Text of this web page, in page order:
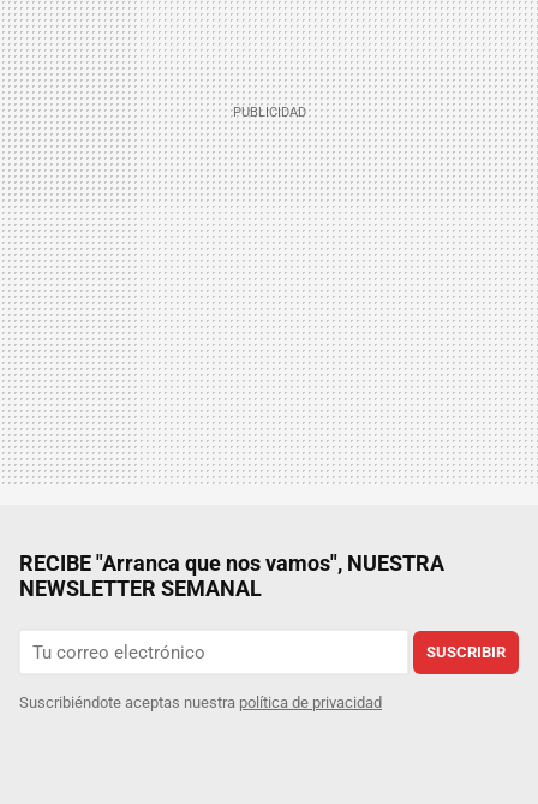
RECIBE "Arranca que nos vamos", NUESTRA
NEWSLETTER SEMANAL
SUSCRIBIR
Suscribiéndote aceptas nuestra política de privacidad